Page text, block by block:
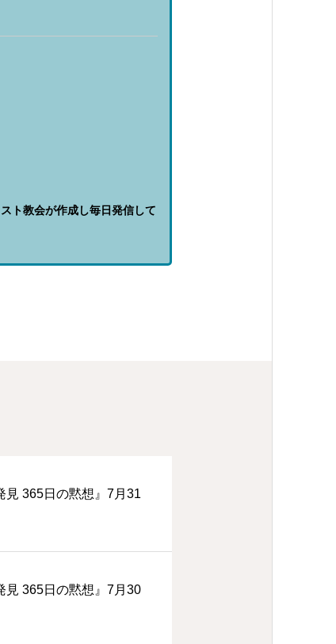
ト教会が作成し毎日発信して
見 365日の黙想』7月31
見 365日の黙想』7月30